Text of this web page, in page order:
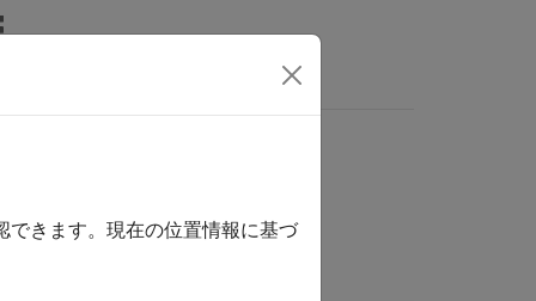
できます。現在の位置情報に基づ